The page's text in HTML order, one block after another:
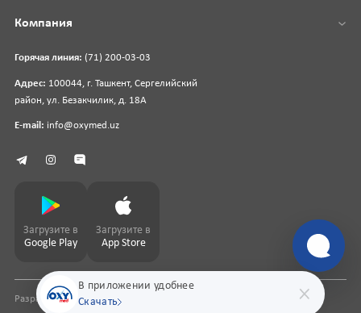
В приложении удобнее
Скачать
Горячая линия: (71) 200-03-03
Адрес: 100044, г. Ташкент, Сергелийский
район, ул. Безакчилик, д. 18А
E-mail: info@oxymed.uz
Компания
Загрузите в
Google Play
Загрузите в
App Store
Разработка сайтаpharmit.uz